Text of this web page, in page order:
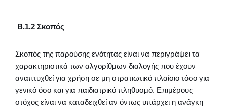
Β.1.2 Σκοπός
Σκοπός της παρούσης ενότητας είναι να περιγράψει τα
χαρακτηριστικά των αλγορίθμων διαλογής που έχουν
αναπτυχθεί για χρήση σε μη στρατιωτικό πλαίσιο τόσο για
γενικό όσο και για παιδιατρικό πληθυσμό. Επιμέρους
στόχος είναι να καταδειχθεί αν όντως υπάρχει η ανάγκη